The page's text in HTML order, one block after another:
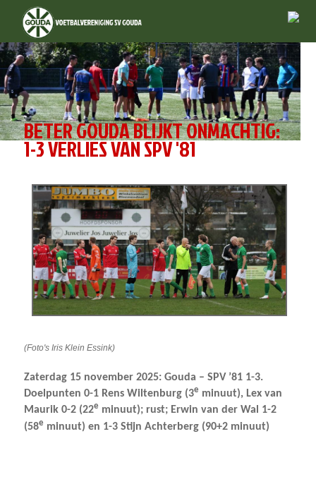
BETER GOUDA BLIJKT ONMACHTIG:
1-3 VERLIES VAN SPV '81
(Foto's Iris Klein Essink)
Zaterdag 15 november 2025: Gouda – SPV ’81 1-3.
Doelpunten 0-1 Rens Wiltenburg (3e minuut), Lex van
Maurik 0-2 (22e minuut); rust; Erwin van der Wal 1-2
(58e minuut) en 1-3 Stijn Achterberg (90+2 minuut)